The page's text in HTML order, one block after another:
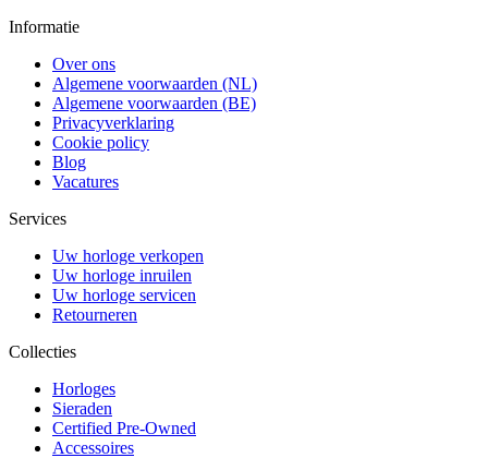
Informatie
Over ons
Algemene voorwaarden (NL)
Algemene voorwaarden (BE)
Privacyverklaring
Cookie policy
Blog
Vacatures
Services
Uw horloge verkopen
Uw horloge inruilen
Uw horloge servicen
Retourneren
Collecties
Horloges
Sieraden
Certified Pre-Owned
Accessoires